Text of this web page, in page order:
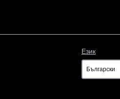
Език